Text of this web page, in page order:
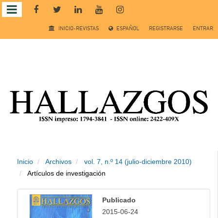
Salto
rápido
Navegación
principal
Contenido
principal
INICIO-REVISTAS ESPAÑOL REGISTRARSE ENTRAR
Inicio Archivos
vol. 7, n.º 14 (julio-diciembre 2010)
Artículos de investigación
Publicado
2015-06-24